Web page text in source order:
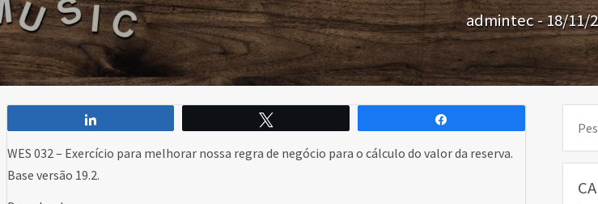
admintec - 18/11/
WES 032 – Exercício para melhorar nossa regra de negócio para o cálculo do valor da reserva.
Base versão 19.2.